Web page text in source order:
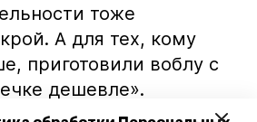
тоже
А для тех, кому
приготовили воблу с
дешевле».